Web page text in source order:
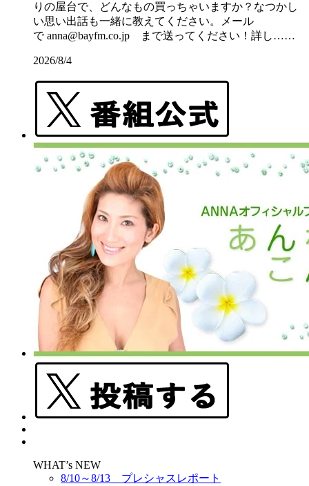
りの屋台で、どんなもの買っちゃいますか？なつかし
い思い出話も一緒に教えてください。メール
で anna@bayfm.co.jp まで送ってください！詳し……
2026/8/4
WHAT’s NEW
8/10～8/13 プレシャスレポート